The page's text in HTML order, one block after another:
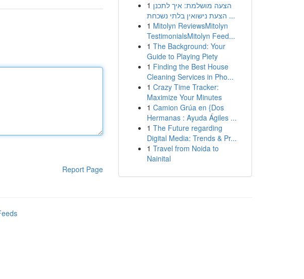
Report Page
1 הצעה מושלמת: איך לתכנן
הצעת נישואין בלתי נשכחת ...
1 Mitolyn ReviewsMitolyn
TestimonialsMitolyn Feed...
1 The Background: Your
Guide to Playing Piety
1 Finding the Best House
Cleaning Services in Pho...
1 Crazy Time Tracker:
Maximize Your Minutes
1 Camion Grúa en {Dos
Hermanas : Ayuda Ágiles ...
1 The Future regarding
Digital Media: Trends & Pr...
1 Travel from Noida to
Nainital